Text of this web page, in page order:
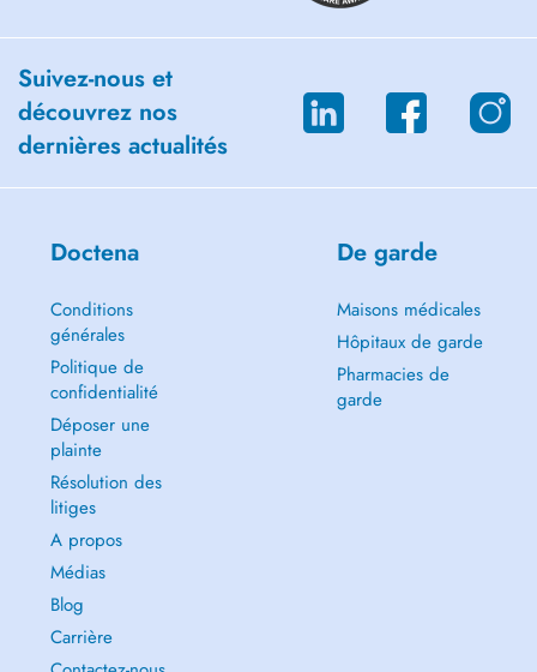
Suivez-nous et
découvrez nos
dernières actualités
Doctena
Conditions
générales
Politique de
confidentialité
Déposer une
plainte
Résolution des
litiges
A propos
Médias
Blog
Carrière
De garde
Maisons médicales
Hôpitaux de garde
Pharmacies de
garde